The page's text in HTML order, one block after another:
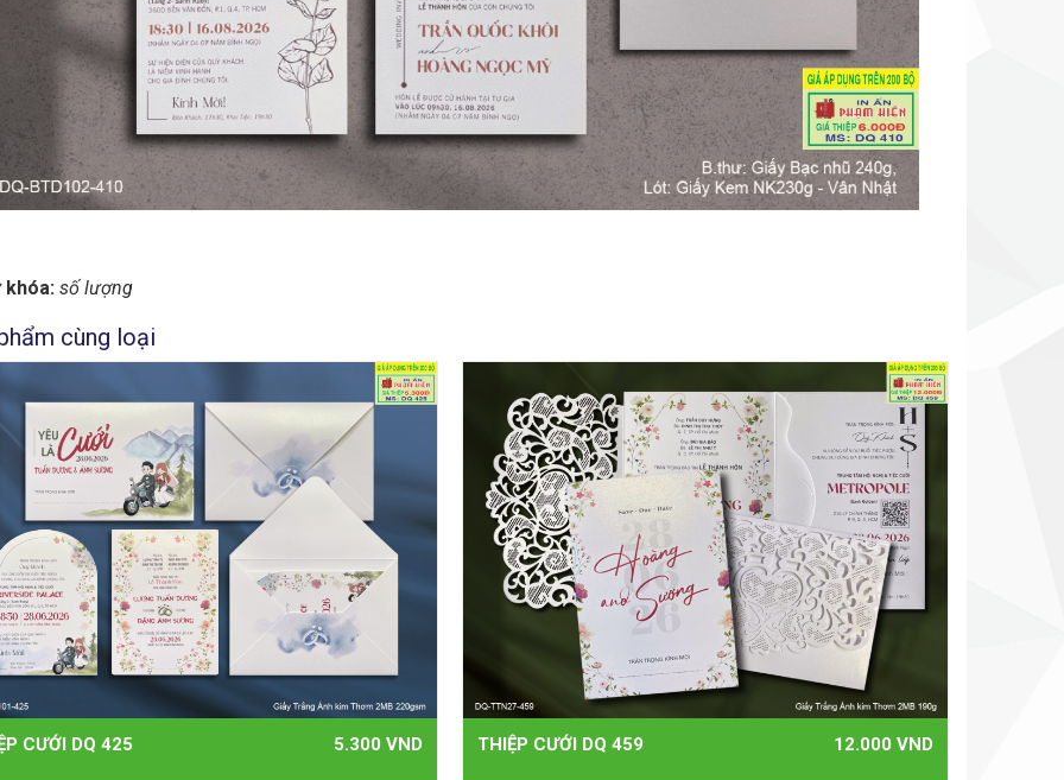
khóa: số lượng
cùng loại
CƯỚI DQ 425 5.300 VND THIỆP CƯỚI DQ 459 12.000 VND